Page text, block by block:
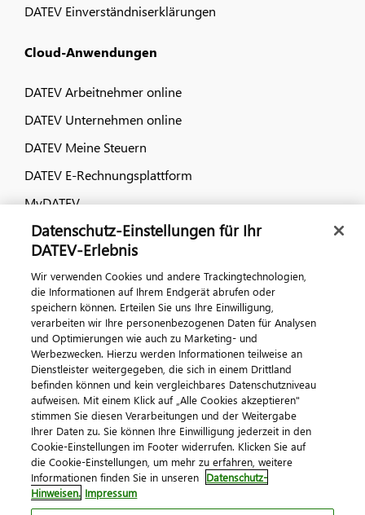
DATEV Einverständniserklärungen
Cloud-Anwendungen
DATEV Arbeitnehmer online
DATEV Unternehmen online
DATEV Meine Steuern
DATEV E-Rechnungsplattform
MyDATEV
Dialog & Medien
Veranstaltungen
DATEV magazin
DATEV-Community
DATEV-Newsletter
Kontaktieren Sie uns
Datenschutz-Einstellungen für Ihr
DATEV-Erlebnis
Wir verwenden Cookies und andere Trackingtechnologien,
die Informationen auf Ihrem Endgerät abrufen oder
speichern können. Erteilen Sie uns Ihre Einwilligung,
verarbeiten wir Ihre personenbezogenen Daten für Analysen
und Optimierungen wie auch zu Marketing- und
Werbezwecken. Hierzu werden Informationen teilweise an
Dienstleister weitergegeben, die sich in einem Drittland
befinden können und kein vergleichbares Datenschutzniveau
aufweisen. Mit einem Klick auf „Alle Cookies akzeptieren"
stimmen Sie diesen Verarbeitungen und der Weitergabe
Ihrer Daten zu. Sie können Ihre Einwilligung jederzeit in den
Cookie-Einstellungen im Footer widerrufen. Klicken Sie auf
die Cookie-Einstellungen, um mehr zu erfahren, weitere
Informationen finden Sie in unseren Datenschutz-
Hinweisen. Impressum